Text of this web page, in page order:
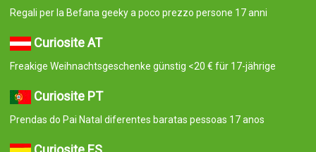
Regali per la Befana geeky a poco prezzo persone 17 anni
Curiosite AT
Freakige Weihnachtsgeschenke günstig <20 € für 17-jährige
Curiosite PT
Prendas do Pai Natal diferentes baratas pessoas 17 anos